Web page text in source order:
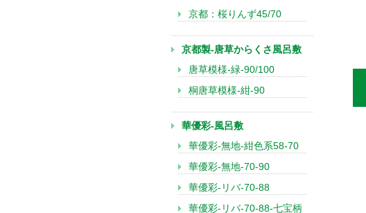
京都：桜りんず45/70
京都製-唐草からくさ風呂敷
唐草模様-緑-90/100
桐唐草模様-紺-90
華優彩-風呂敷
華優彩-無地-紺色系58-70
華優彩-無地-70-90
華優彩-リバ-70-88
華優彩-リバ-70-88-七宝柄